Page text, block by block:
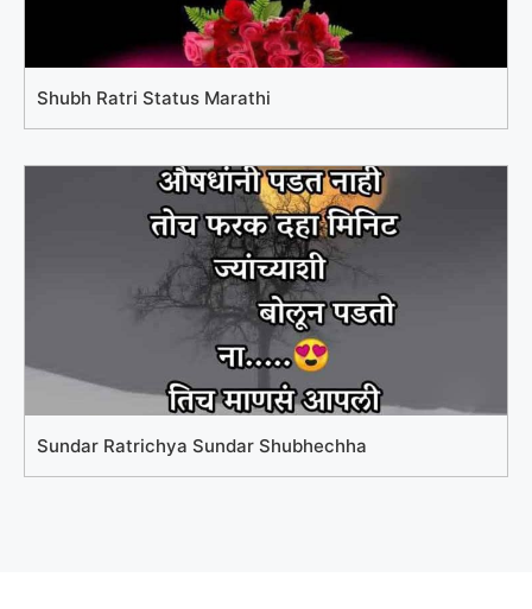
Shubh Ratri Status Marathi
Sundar Ratrichya Sundar Shubhechha